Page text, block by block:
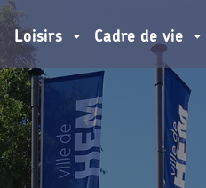
Loisirs Cadre de vie